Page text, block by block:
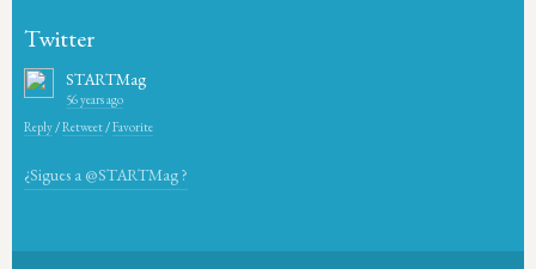
Twitter
STARTMag
56 years ago
Reply /Retweet /Favorite
¿Sigues a @STARTMag ?